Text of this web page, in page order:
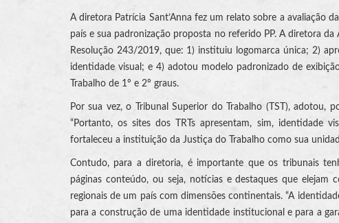
A diretora Patrícia Sant’Anna fez um relato sobre a avaliação
país e sua padronização proposta no referido PP. A diretora
Resolução 243/2019, que: 1) instituiu logomarca única; 2)
identidade visual; e 4) adotou modelo padronizado de
Trabalho de 1º e 2º graus.
Por sua vez, o Tribunal Superior do Trabalho (TST),
“Portanto, os sites dos TRTs apresentam, sim, identidade
fortaleceu a instituição da Justiça do Trabalho como sua
Contudo, para a diretoria, é importante que os tribunais
páginas conteúdo, ou seja, notícias e destaques que elejam
regionais de um país com dimensões continentais. “A
para a construção de uma identidade institucional e para a